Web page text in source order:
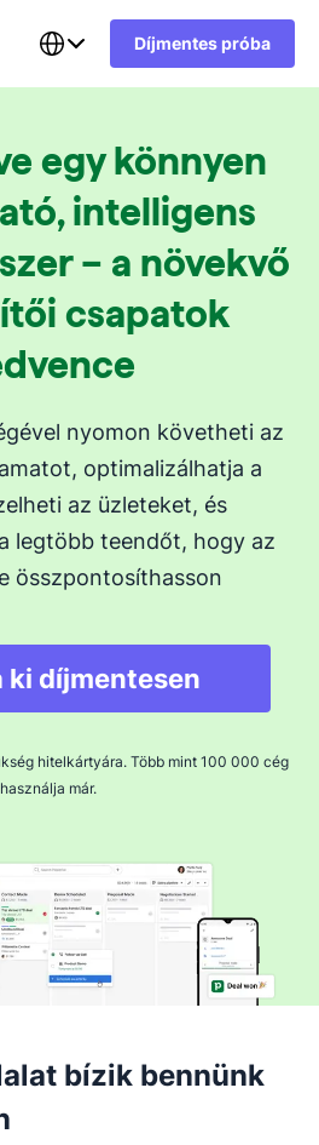
Díjmentes próba
egy könnyen
intelligens
– a növekvő
csapatok
nyomon követheti az
optimalizálhatja a
az üzleteket, és
legtöbb teendőt, hogy az
összpontosíthasson
ki díjmentesen
hitelkártyára. Több mint 100 000 cég
használja már.
bízik bennünk